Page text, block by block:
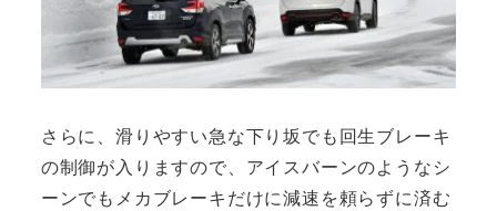
さらに、滑りやすい急な下り坂でも回生ブレーキ
の制御が入りますので、アイスバーンのようなシ
ーンでもメカブレーキだけに減速を頼らずに済む